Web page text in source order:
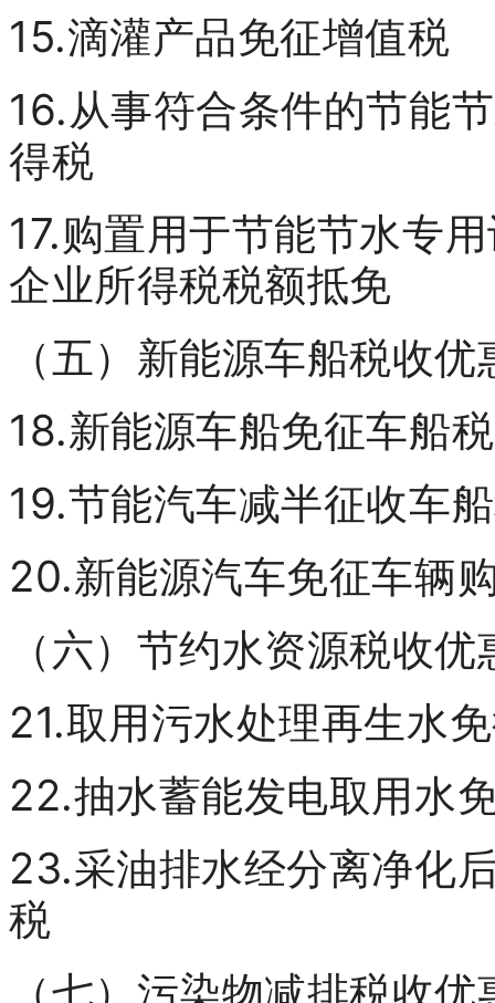
15.滴灌产品免征增值税
16.从事符合条件的节能
得税
17.购置用于节能节水专
企业所得税税额抵免
（五）新能源车船税收优
18.新能源车船免征车船税
19.节能汽车减半征收车
20.新能源汽车免征车辆
（六）节约水资源税收优
21.取用污水处理再生水
22.抽水蓄能发电取用水
23.采油排水经分离净化
税
（七）污染物减排税收优